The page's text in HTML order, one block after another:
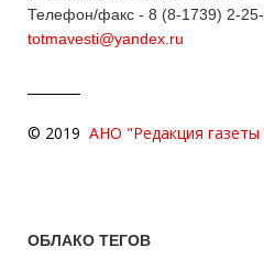
Телефон/факс - 8 (8-1739) 2-25-
totmavesti@yandex.ru
© 2019 АНО "Редакция
ОБЛАКО ТЕГОВ